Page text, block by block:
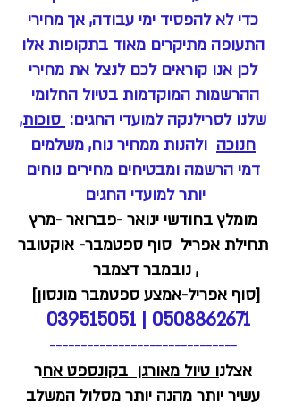
כדי לא להפסיד ימי עבודה, אך מחירי
התעופה מתיקרים מאוד בתקופות אלו
לכן אנו קוראים לכם לנצל את מחירי
ההרשמות המוקדמות בטיול החלומי
שלנו לסרילנקה למועדי החגים: סוכות,
חנוכה ולהנות ממחיר נוח, משלמים
דמי הרשמה ומבטיחים מחירים נוחים
יותר למועדי החגים
מומלץ בחודשי ינואר -פברואר -מרץ
תחילת אפריל סוף ספטמבר- אוקטובר
, נובמבר דצמבר
[סוף אפריל-אמצע ספטמבר מונסון]
0508862671
039515051
------------------------------
אצלנו טיול מאורגן בקונספט אחר
עשיר יותר מהנה יותר מסלול המשלב